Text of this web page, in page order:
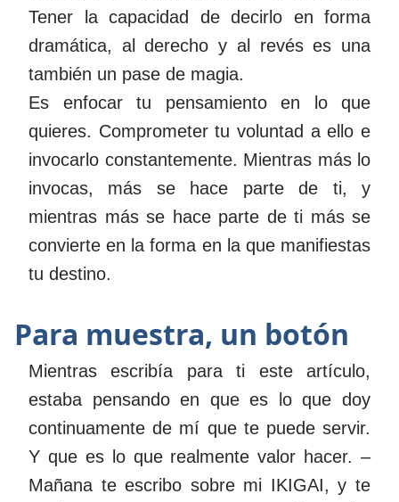
Tener la capacidad de decirlo en forma
dramática, al derecho y al revés es una
también un pase de magia.
Es enfocar tu pensamiento en lo que
quieres. Comprometer tu voluntad a ello e
invocarlo constantemente. Mientras más lo
invocas, más se hace parte de ti, y
mientras más se hace parte de ti más se
convierte en la forma en la que manifiestas
tu destino.
Para muestra, un botón
Mientras escribía para ti este artículo,
estaba pensando en que es lo que doy
continuamente de mí que te puede servir.
Y que es lo que realmente valor hacer. –
Mañana te escribo sobre mi IKIGAI, y te